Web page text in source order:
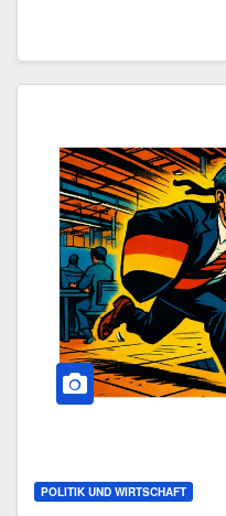
POLITIK UND WIRTSCHAFT